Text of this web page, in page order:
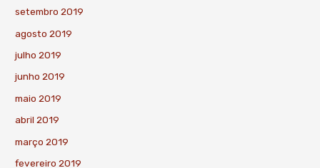
setembro 2019
agosto 2019
julho 2019
junho 2019
maio 2019
abril 2019
março 2019
fevereiro 2019